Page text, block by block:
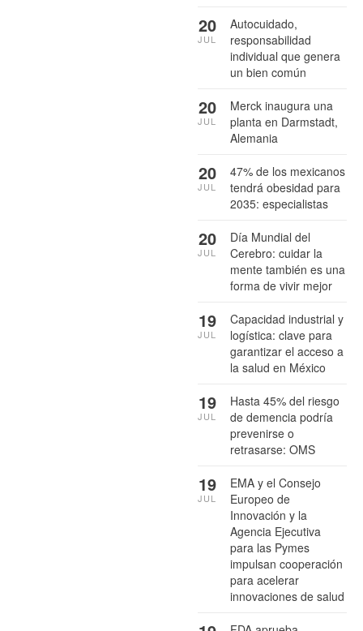
Autocuidado,
responsabilidad
individual que genera
un bien común
20
JUL
Merck inaugura una
planta en Darmstadt,
Alemania
20
JUL
47% de los mexicanos
tendrá obesidad para
2035: especialistas
20
JUL
Día Mundial del
Cerebro: cuidar la
mente también es una
forma de vivir mejor
20
JUL
Capacidad industrial y
logística: clave para
garantizar el acceso a
la salud en México
19
JUL
Hasta 45% del riesgo
de demencia podría
prevenirse o
retrasarse: OMS
19
JUL
EMA y el Consejo
Europeo de
Innovación y la
Agencia Ejecutiva
para las Pymes
impulsan cooperación
para acelerar
innovaciones de salud
19
JUL